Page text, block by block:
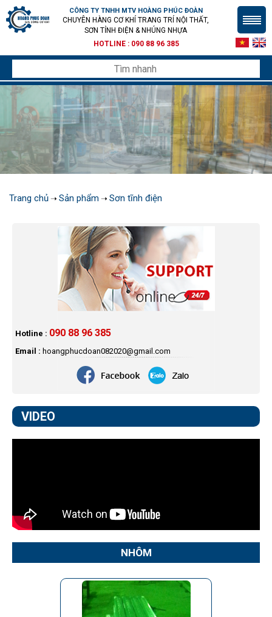
CÔNG TY TNHH MTV HOÀNG PHÚC ĐOÀN
CHUYÊN HÀNG CƠ KHÍ TRANG TRÍ NỘI THẤT,
SƠN TỈNH ĐIỆN & NHÚNG NHỰA
HOTLINE : 090 88 96 385
Trang chủ ➝ Sản phẩm ➝ Sơn tĩnh điện
Hotline : 090 88 96 385
Email : hoangphucdoan082020@gmail.com
VIDEO
NHÔM